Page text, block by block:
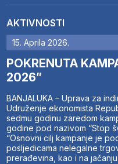
AKTIVNOSTI
15. Aprila 2026.
POKRENUTA
2026”
BANJALUKA – Uprava za
Udruženje ekonomista
sedmu godinu zaredom
godine pod nazivom “Stop
“Osnovni cilj kampanje je
posljedicama nelegalne
prerađevina, kao i na